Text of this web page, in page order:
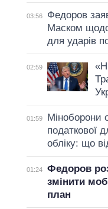
03:56
Федоров
Маском
для ударів
02:59
01:59
Міноборони
податкової
обліку: що
01:24
Федоров
змінити
план